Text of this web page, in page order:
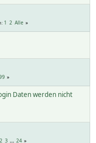
1 2 Alle
Daten werden nicht
2 3 ... 24